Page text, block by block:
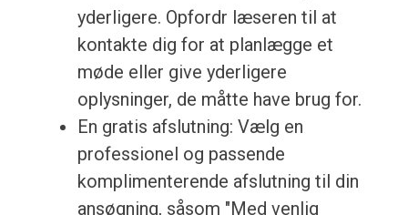
yderligere. Opfordr læseren til at
kontakte dig for at planlægge et
møde eller give yderligere
oplysninger, de måtte have brug for.
En gratis afslutning: Vælg en
professionel og passende
komplimenterende afslutning til din
ansøgning, såsom "Med venlig